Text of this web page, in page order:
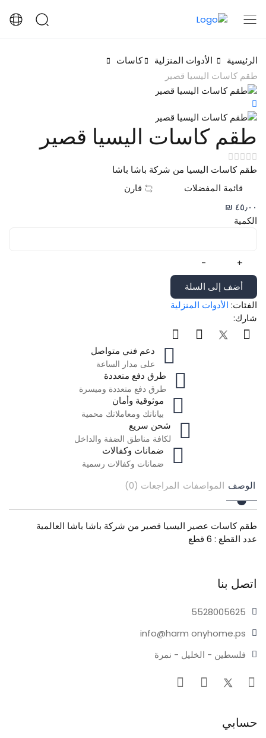
الرئيسية الأدوات المنزلية
كاسات
طقم كاسات اليسيا قصير
طقم كاسات اليسيا قصير
طقم كاسات اليسيا من شركة باشا باشا
قائمة المفضلات
٤٥٫٠٠ ₪
الكمية
+
-
أضف إلى السلة
الفئات: الأدوات المنزلية
شارك:
دعم فني متواصل
على مدار الساعة
طرق دفع متعددة
طرق دفع متعددة وميسرة
موثوقية وأمان
بياناتك ومعاملاتك محمية
شحن سريع
لكافة مناطق الضفة والداخل
ضمانات وكفالات
ضمانات وكفالات رسمية
الوصف المواصفات المراجعات (0)
طقم كاسات عصير اليسيا قصير من شركة باشا باشا العالمية
عدد القطع : 6 قطع
اتصل بنا
05625
55280
info@harm onyhome.ps
فلسطين - الخليل - نمرة
حسابي